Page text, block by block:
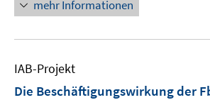
mehr Informationen
IAB-Projekt
Die Beschäftigungswirkung der